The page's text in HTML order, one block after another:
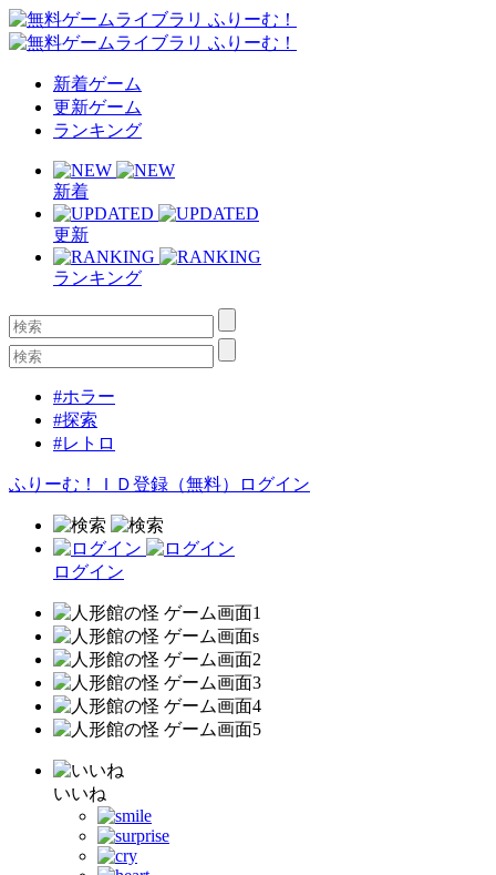
新着ゲーム
更新ゲーム
ランキング
新着
更新
ランキング
#ホラー
#探索
#レトロ
ふりーむ！ＩＤ登録（無料） ログイン
ログイン
いいね